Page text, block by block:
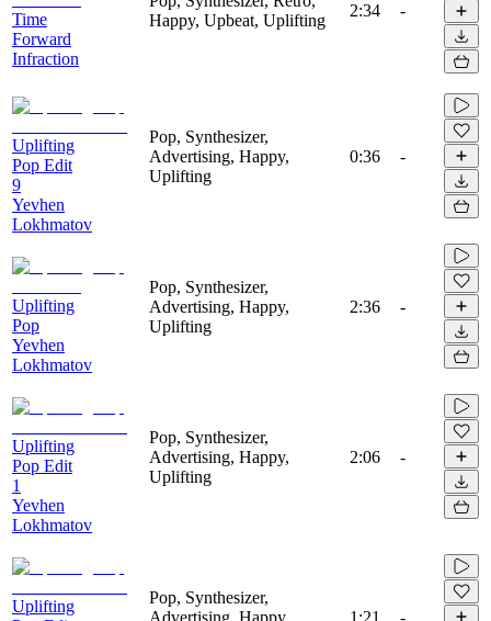
Time
Forward
Infraction
Happy, Upbeat, Uplifting
2:34 -
Uplifting
Pop Edit
9
Yevhen
Lokhmatov
Pop, Synthesizer,
Advertising, Happy,
Uplifting
0:36 -
Uplifting
Pop
Yevhen
Lokhmatov
Pop, Synthesizer,
Advertising, Happy,
Uplifting
2:36 -
Uplifting
Pop Edit
1
Yevhen
Lokhmatov
Pop, Synthesizer,
Advertising, Happy,
Uplifting
2:06 -
Uplifting
Pop, Synthesizer,
Advertising, Happy,
1:21 -